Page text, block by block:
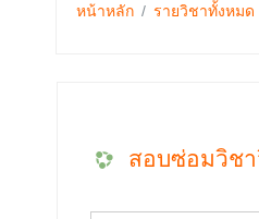
หน้าหลัก รายวิชาทั้งหมด
สอบซ่อมวิช